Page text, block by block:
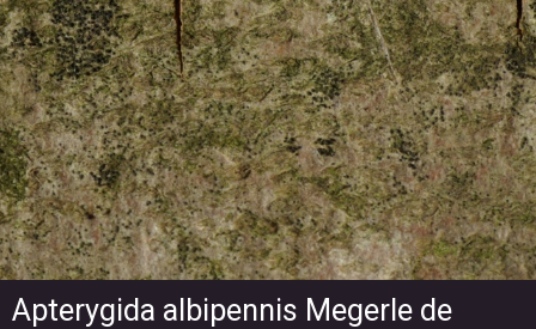
Apterygida albipennis Megerle de